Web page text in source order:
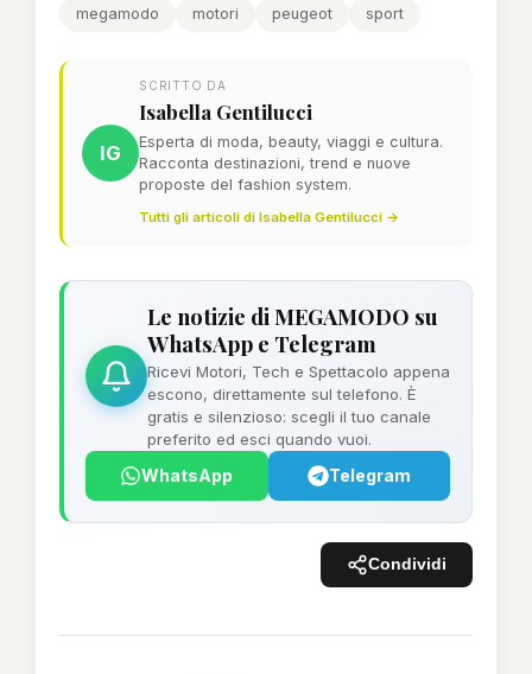
megamodo motori peugeot sport
IG
SCRITTO DA
Isabella Gentilucci
Esperta di moda, beauty, viaggi e cultura.
Racconta destinazioni, trend e nuove
proposte del fashion system.
Tutti gli articoli di Isabella Gentilucci →
Le notizie di MEGAMODO su
WhatsApp e Telegram
Ricevi Motori, Tech e Spettacolo appena
escono, direttamente sul telefono. È
gratis e silenzioso: scegli il tuo canale
preferito ed esci quando vuoi.
WhatsApp Telegram
Condividi